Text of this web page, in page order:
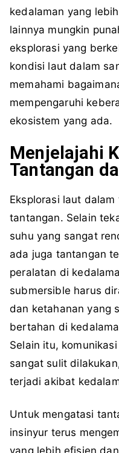
kedalaman yang
lainnya mungkin
eksplorasi yang
kondisi laut dalam
memahami
mempengaruhi
ekosistem yang ada.
Menjelajahi
Tantangan
Eksplorasi laut
tantangan. Selain
suhu yang sangat
ada juga tantangan
peralatan di
submersible harus
dan ketahanan yang
bertahan di
Selain itu,
sangat sulit
terjadi akibat
Untuk mengatasi
insinyur terus
yang lebih efisien